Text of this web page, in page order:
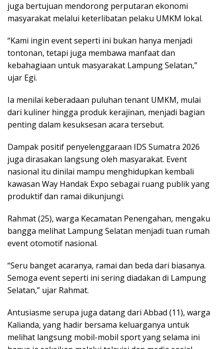
juga bertujuan mendorong perputaran ekonomi
masyarakat melalui keterlibatan pelaku UMKM lokal.
“Kami ingin event seperti ini bukan hanya menjadi
tontonan, tetapi juga membawa manfaat dan
kebahagiaan untuk masyarakat Lampung Selatan,”
ujar Egi.
Ia menilai keberadaan puluhan tenant UMKM, mulai
dari kuliner hingga produk kerajinan, menjadi bagian
penting dalam kesuksesan acara tersebut.
Dampak positif penyelenggaraan IDS Sumatra 2026
juga dirasakan langsung oleh masyarakat. Event
nasional itu dinilai mampu menghidupkan kembali
kawasan Way Handak Expo sebagai ruang publik yang
produktif dan ramai dikunjungi.
Rahmat (25), warga Kecamatan Penengahan, mengaku
bangga melihat Lampung Selatan menjadi tuan rumah
event otomotif nasional.
“Seru banget acaranya, ramai dan beda dari biasanya.
Semoga event seperti ini sering diadakan di Lampung
Selatan,” ujar Rahmat.
Antusiasme serupa juga datang dari Abbad (11), warga
Kalianda, yang hadir bersama keluarganya untuk
melihat langsung mobil-mobil sport yang selama ini